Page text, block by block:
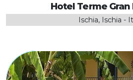
Hotel Terme Gran
Ischia, Ischia -